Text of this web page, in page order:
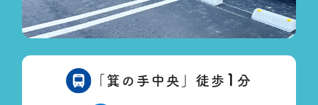
「箕の手中央」徒歩 1 分